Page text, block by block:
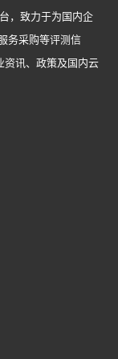
，致力于为国内企
务采购等评测信
资讯、政策及国内云